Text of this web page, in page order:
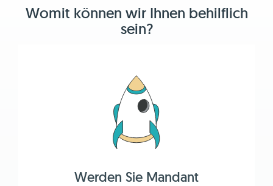
Womit können wir Ihnen behilflich
sein?
Werden Sie Mandant